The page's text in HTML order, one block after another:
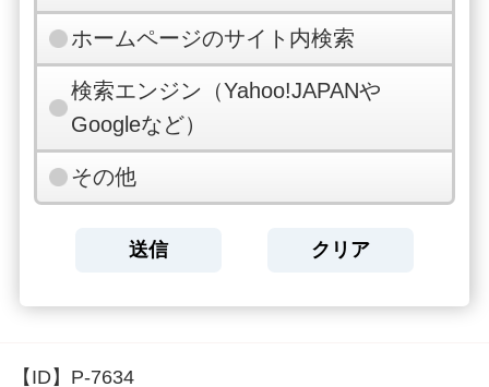
ホームページのサイト内検索
検索エンジン（Yahoo!JAPANや
Googleなど）
その他
【ID】 P-7634